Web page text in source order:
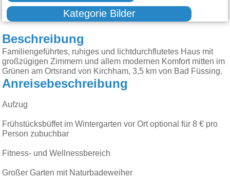
Kategorie Bilder
Beschreibung
Familiengeführtes, ruhiges und lichtdurchflutetes Haus mit
großzügigen Zimmern und allem modernen Komfort mitten im
Grünen am Ortsrand von Kirchham, 3,5 km von Bad Füssing.
Anreisebeschreibung
Aufzug
Frühstücksbüffet im Wintergarten vor Ort optional für 8 € pro
Person zubuchbar
Fitness- und Wellnessbereich
Großer Garten mit Naturbadeweiher